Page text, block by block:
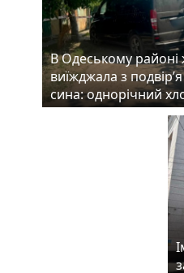
В Одеському районі
виїжджала з
сина: однорічний